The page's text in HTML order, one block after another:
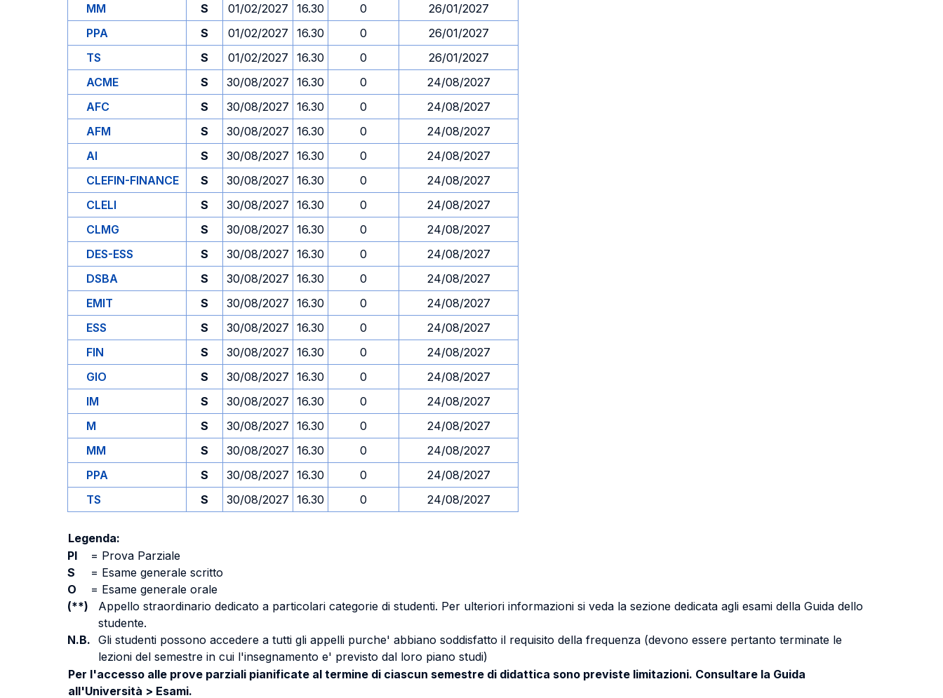
MM
S 01/02/2027 16.30 0
26/01/2027
PPA
S 01/02/2027 16.30 0
26/01/2027
TS
S 01/02/2027 16.30 0
26/01/2027
ACME
S 30/08/2027 16.30 0
24/08/2027
AFC
S 30/08/2027 16.30 0
24/08/2027
AFM
S 30/08/2027 16.30 0
24/08/2027
AI
S 30/08/2027 16.30 0
24/08/2027
CLEFIN-FINANCE
S 30/08/2027 16.30 0
24/08/2027
CLELI
S 30/08/2027 16.30 0
24/08/2027
CLMG
S 30/08/2027 16.30 0
24/08/2027
DES-ESS
S 30/08/2027 16.30 0
24/08/2027
DSBA
S 30/08/2027 16.30 0
24/08/2027
EMIT
S 30/08/2027 16.30 0
24/08/2027
ESS
S 30/08/2027 16.30 0
24/08/2027
FIN
S 30/08/2027 16.30 0
24/08/2027
GIO
S 30/08/2027 16.30 0
24/08/2027
IM
S 30/08/2027 16.30 0
24/08/2027
M
S 30/08/2027 16.30 0
24/08/2027
MM
S 30/08/2027 16.30 0
24/08/2027
PPA
S 30/08/2027 16.30 0
24/08/2027
TS
S 30/08/2027 16.30 0 24/08/2027
Legenda:
PI
= Prova Parziale
S
= Esame generale scritto
O
= Esame generale orale
(**)
Appello straordinario dedicato a particolari categorie di studenti. Per ulteriori informazioni si veda la sezione dedicata agli esami della Guida dello
studente.
N.B. Gli studenti possono accedere a tutti gli appelli purche' abbiano soddisfatto il requisito della frequenza (devono essere pertanto terminate le
lezioni del semestre in cui l'insegnamento e' previsto dal loro piano studi)
Per l'accesso alle prove parziali pianificate al termine di ciascun semestre di didattica sono previste limitazioni. Consultare la Guida
all'Università > Esami.